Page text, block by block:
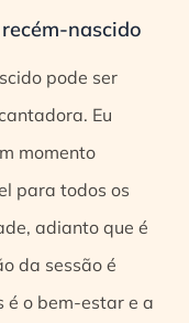
nascido
pode ser
Eu
momento
para todos os
adianto que é
da sessão é
é o bem-estar e a